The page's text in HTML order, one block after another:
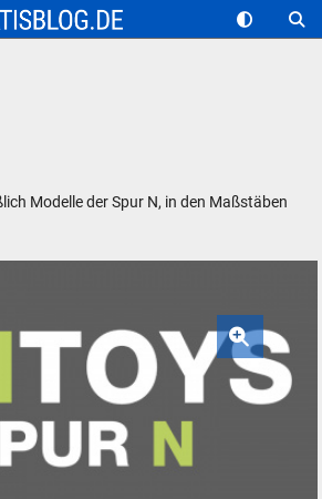
Modelle der Spur N, in den Maßstäben